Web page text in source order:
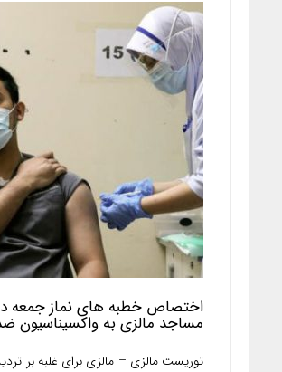
اختصاص خطبه های نماز جمعه
مساجد مالزی به واکسیناسیون
توریست مالزی – مالزی برای غلبه بر